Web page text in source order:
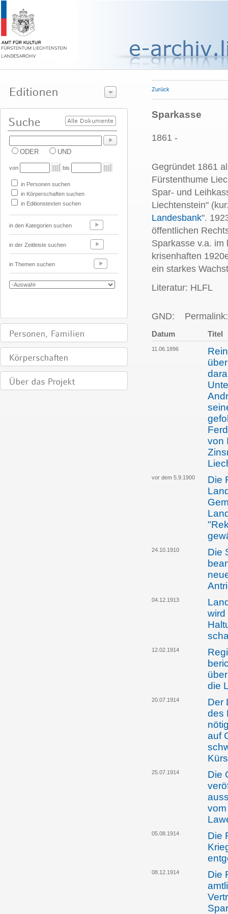
ODER UND
von bis
in Personen suchen
in Körperschaften suchen
in Editionstexten suchen
in den Kategorien suchen
in der Zeitleiste suchen
in Themen suchen
Zurück
Sparkasse
1861 -
Gegründet 1861
Fürstenthume
Spar- und
Liechtenstein"
Landesbank".
öffentlichen
Sparkasse v.a.
krisenhaften
ein starkes
Literatur: HLFL
GND:
Datum Titel
11.06.1896
von
vor dem 5.9.1900
Die
24.10.1910
Die
04.12.1913
wird
12.02.1914
die
20.07.1914
Der
des
auf
25.07.1914
Die
05.08.1914
Die
08.12.1914
Die